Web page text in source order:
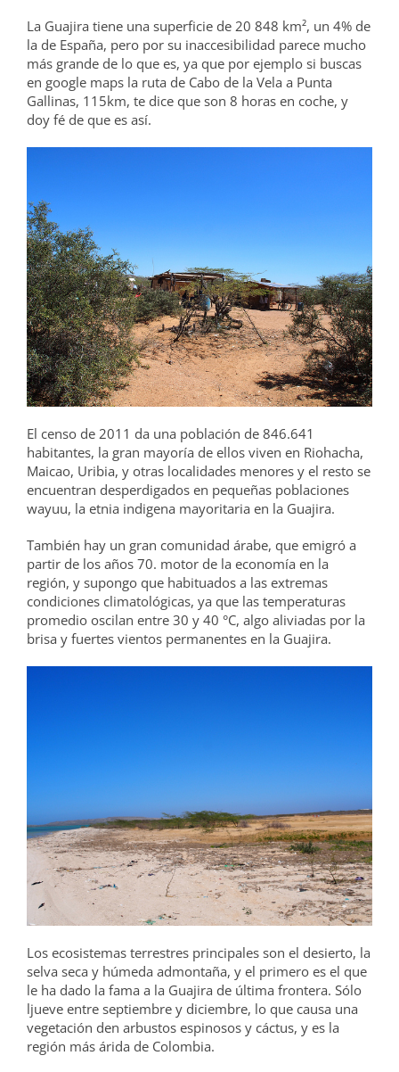
La Guajira tiene una superficie de 20 848 km², un 4% de
la de España, pero por su inaccesibilidad parece mucho
más grande de lo que es, ya que por ejemplo si buscas
en google maps la ruta de Cabo de la Vela a Punta
Gallinas, 115km, te dice que son 8 horas en coche, y
doy fé de que es así.
El censo de 2011 da una población de 846.641
habitantes, la gran mayoría de ellos viven en Riohacha,
Maicao, Uribia, y otras localidades menores y el resto se
encuentran desperdigados en pequeñas poblaciones
wayuu, la etnia indigena mayoritaria en la Guajira.
También hay un gran comunidad árabe, que emigró a
partir de los años 70. motor de la economía en la
región, y supongo que habituados a las extremas
condiciones climatológicas, ya que las temperaturas
promedio oscilan entre 30 y 40 °C, algo aliviadas por la
brisa y fuertes vientos permanentes en la Guajira.
Los ecosistemas terrestres principales son el desierto, la
selva seca y húmeda admontaña, y el primero es el que
le ha dado la fama a la Guajira de última frontera. Sólo
ljueve entre septiembre y diciembre, lo que causa una
vegetación den arbustos espinosos y cáctus, y es la
región más árida de Colombia.